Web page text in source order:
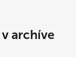
archíve